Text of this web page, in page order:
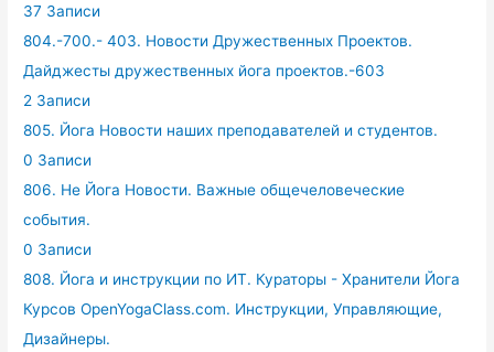
37 Записи
804.-700.- 403. Новости Дружественных Проектов.
Дайджесты дружественных йога проектов.-603
2 Записи
805. Йога Новости наших преподавателей и студентов.
0 Записи
806. Не Йога Новости. Важные общечеловеческие
события.
0 Записи
808. Йога и инструкции по ИТ. Кураторы - Хранители Йога
Курсов OpenYogaClass.com. Инструкции, Управляющие,
Дизайнеры.